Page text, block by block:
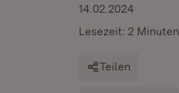
14.02.2024
Lesezeit: 2 Minuten
Teilen